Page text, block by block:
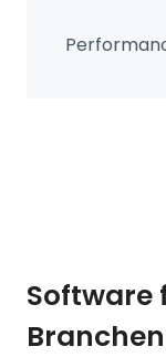
Software
Branchen